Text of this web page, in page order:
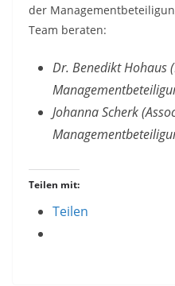
der
Team beraten:
Dr. Benedikt Hohaus
Johanna Scherk
Teilen mit:
Teilen